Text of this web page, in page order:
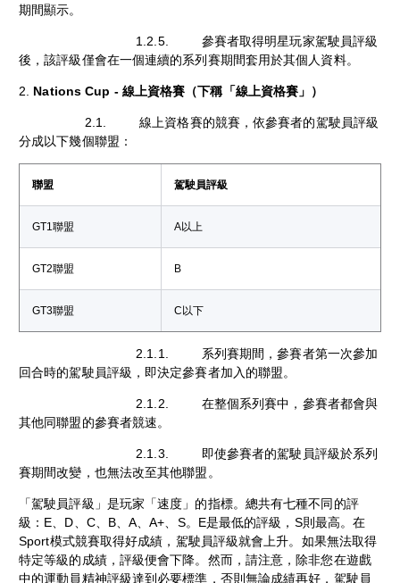
期間顯示。
1.2.5. 參賽者取得明星玩家駕駛員評級
後，該評級僅會在一個連續的系列賽期間套用於其個人資料。
2. Nations Cup - 線上資格賽（下稱「線上資格賽」）
2.1. 線上資格賽的競賽，依參賽者的駕駛員評級
分成以下幾個聯盟：
聯盟 駕駛員評級
GT1聯盟 A以上
GT2聯盟 B
GT3聯盟 C以下
2.1.1. 系列賽期間，參賽者第一次參加
回合時的駕駛員評級，即決定參賽者加入的聯盟。
2.1.2. 在整個系列賽中，參賽者都會與
其他同聯盟的參賽者競速。
2.1.3. 即使參賽者的駕駛員評級於系列
賽期間改變，也無法改至其他聯盟。
「駕駛員評級」是玩家「速度」的指標。總共有七種不同的評
級：E、D、C、B、A、A+、S。E是最低的評級，S則最高。在
Sport模式競賽取得好成績，駕駛員評級就會上升。如果無法取得
特定等級的成績，評級便會下降。然而，請注意，除非您在遊戲
中的運動員精神評級達到必要標準，否則無論成績再好，駕駛員